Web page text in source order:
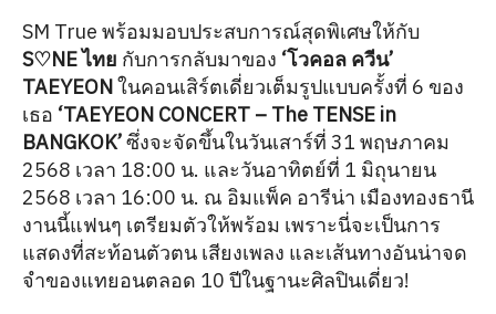
SM True พร้อมมอบประสบการณ์สุดพิเศษให้กับ
S♡NE ไทย กับการกลับมาของ ‘โวคอล ควีน’
TAEYEONในคอนเสิร์ตเดี่ยวเต็มรูปแบบครั้งที่ 6 ของ
เธอ ‘TAEYEON CONCERT – The TENSE in
BANGKOK’ซึ่งจะจัดขึ้นในวันเสาร์ที่ 31 พฤษภาคม
2568 เวลา 18:00 น. และวันอาทิตย์ที่ 1 มิถุนายน
2568 เวลา 16:00 น. ณ อิมแพ็ค อารีน่า เมืองทองธานี
งานนี้แฟนๆ เตรียมตัวให้พร้อม เพราะนี่จะเป็นการ
แสดงที่สะท้อนตัวตน เสียงเพลง และเส้นทางอันน่าจด
จำของแทยอนตลอด 10 ปีในฐานะศิลปินเดี่ยว!